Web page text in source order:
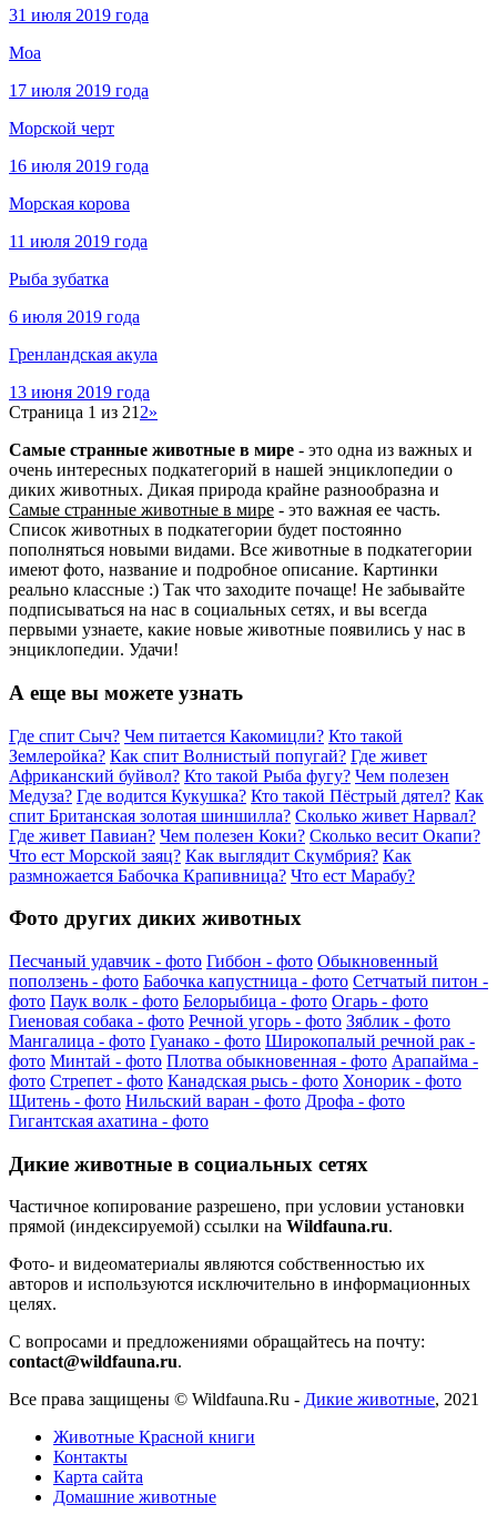
31 июля 2019 года
Моа
17 июля 2019 года
Морской черт
16 июля 2019 года
Морская корова
11 июля 2019 года
Рыба зубатка
6 июля 2019 года
Гренландская акула
13 июня 2019 года
Страница 1 из 21 2»
Самые странные животные в мире - это одна из важных и
очень интересных подкатегорий в нашей энциклопедии о
диких животных. Дикая природа крайне разнообразна и
Самые странные животные в мире - это важная ее часть.
Список животных в подкатегории будет постоянно
пополняться новыми видами. Все животные в подкатегории
имеют фото, название и подробное описание. Картинки
реально классные :) Так что заходите почаще! Не забывайте
подписываться на нас в социальных сетях, и вы всегда
первыми узнаете, какие новые животные появились у нас в
энциклопедии. Удачи!
А еще вы можете узнать
Где спит Сыч? Чем питается Какомицли? Кто такой
Землеройка? Как спит Волнистый попугай? Где живет
Африканский буйвол? Кто такой Рыба фугу? Чем полезен
Медуза? Где водится Кукушка? Кто такой Пёстрый дятел? Как
спит Британская золотая шиншилла? Сколько живет Нарвал?
Где живет Павиан? Чем полезен Коки? Сколько весит Окапи?
Что ест Морской заяц? Как выглядит Скумбрия? Как
размножается Бабочка Крапивница? Что ест Марабу?
Фото других диких животных
Песчаный удавчик - фото Гиббон - фото Обыкновенный
поползень - фото Бабочка капустница - фото Сетчатый питон -
фото Паук волк - фото Белорыбица - фото Огарь - фото
Гиеновая собака - фото Речной угорь - фото Зяблик - фото
Мангалица - фото Гуанако - фото Широкопалый речной рак -
фото Минтай - фото Плотва обыкновенная - фото Арапайма -
фото Стрепет - фото Канадская рысь - фото Хонорик - фото
Щитень - фото Нильский варан - фото Дрофа - фото
Гигантская ахатина - фото
Дикие животные в социальных сетях
Частичное копирование разрешено, при условии установки
прямой (индексируемой) ссылки на Wildfauna.ru.
Фото- и видеоматериалы являются собственностью их
авторов и используются исключительно в информационных
целях.
С вопросами и предложениями обращайтесь на почту:
contact@wildfauna.ru.
Все права защищены © Wildfauna.Ru - Дикие животные, 2021
Животные Красной книги
Контакты
Карта сайта
Домашние животные